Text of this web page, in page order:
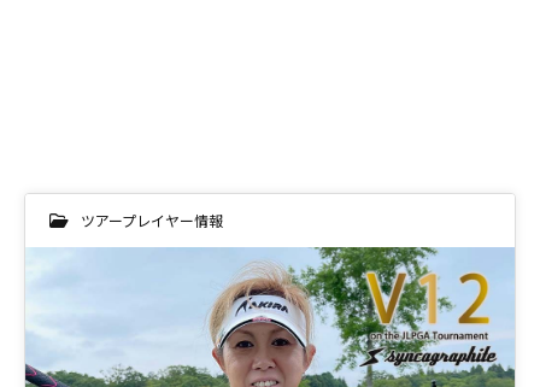
ツアープレイヤー情報